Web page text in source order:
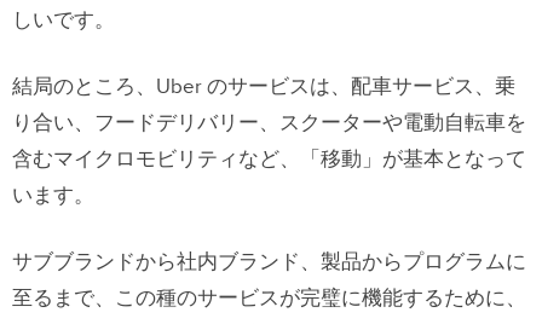
しいです。
結局のところ、Uber のサービスは、配車サービス、乗
り合い、フードデリバリー、スクーターや電動自転車を
含むマイクロモビリティなど、「移動」が基本となって
います。
サブブランドから社内ブランド、製品からプログラムに
至るまで、この種のサービスが完璧に機能するために、